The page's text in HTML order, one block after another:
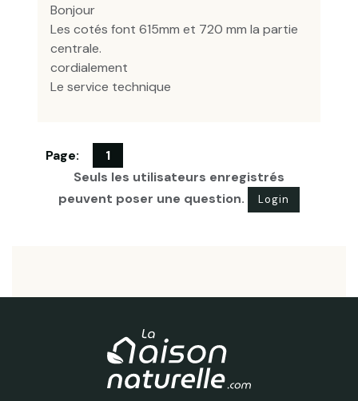
Bonjour
Les cotés font 615mm et 720 mm la partie
centrale.
cordialement
Le service technique
Page:
1
Seuls les utilisateurs enregistrés
peuvent poser une question.
Login